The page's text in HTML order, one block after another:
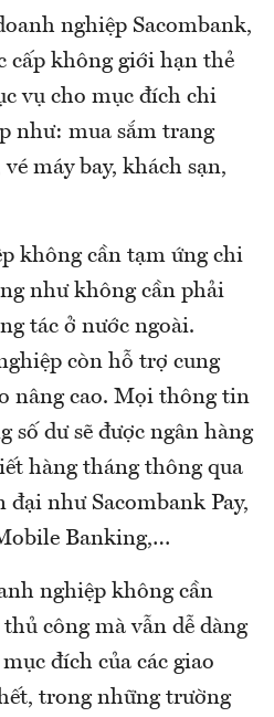
nghiệp Sacombank,
cấp không giới hạn thẻ
vụ cho mục đích chi
như: mua sắm trang
máy bay, khách sạn,
không cần tạm ứng chi
như không cần phải
tác ở nước ngoài.
còn hỗ trợ cung
nâng cao. Mọi thông tin
số dư sẽ được ngân hàng
hàng tháng thông qua
đại như Sacombank Pay,
Banking,…
nghiệp không cần
công mà vẫn dễ dàng
đích của các giao
trong những trường